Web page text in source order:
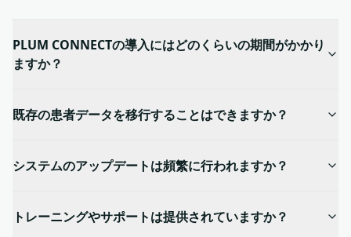
PLUM CONNECTの導入にはどのくらいの期間がかかり
ますか？
既存の患者データを移行することはできますか？
システムのアップデートは頻繁に行われますか？
トレーニングやサポートは提供されていますか？